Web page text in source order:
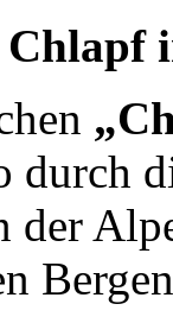
durch
der